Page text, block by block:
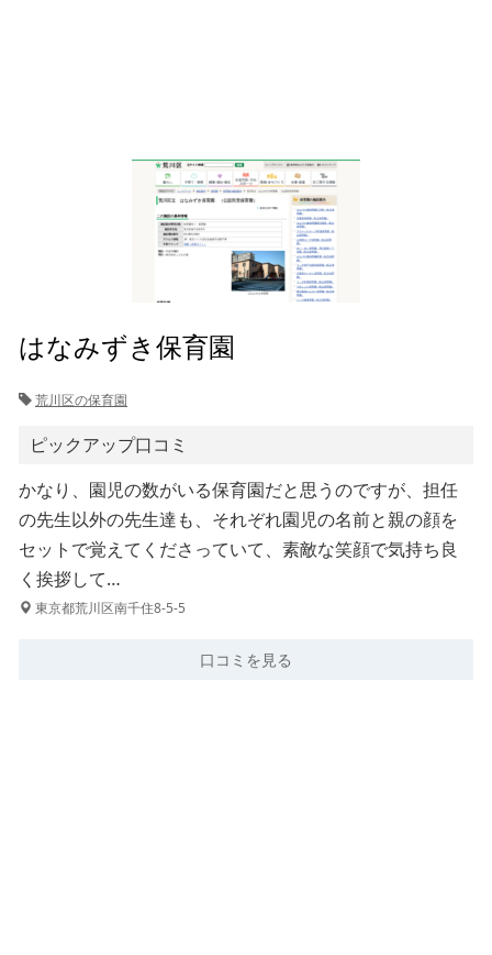
はなみずき保育園
荒川区の保育園
ピックアップ口コミ
かなり、園児の数がいる保育園だと思うのですが、担任
の先生以外の先生達も、それぞれ園児の名前と親の顔を
セットで覚えてくださっていて、素敵な笑顔で気持ち良
く挨拶して…
東京都荒川区南千住8-5-5
口コミを見る